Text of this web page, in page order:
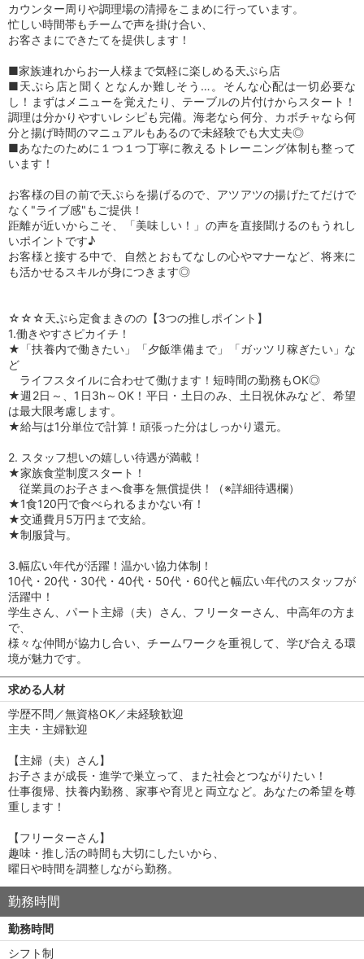
カウンター周りや調理場の清掃をこまめに行っています。
忙しい時間帯もチームで声を掛け合い、
お客さまにできたてを提供します！
■家族連れからお一人様まで気軽に楽しめる天ぷら店
■天ぷら店と聞くとなんか難しそう…。そんな心配は一切必要な
し！まずはメニューを覚えたり、テーブルの片付けからスタート！
調理は分かりやすいレシピも完備。海老なら何分、カボチャなら何
分と揚げ時間のマニュアルもあるので未経験でも大丈夫◎
■あなたのために１つ１つ丁寧に教えるトレーニング体制も整って
います！
お客様の目の前で天ぷらを揚げるので、アツアツの揚げたてだけで
なく"ライブ感"もご提供！
距離が近いからこそ、「美味しい！」の声を直接聞けるのもうれし
いポイントです♪
お客様と接する中で、自然とおもてなしの心やマナーなど、将来に
も活かせるスキルが身につきます◎
☆☆☆天ぷら定食まきのの【3つの推しポイント】
1.働きやすさピカイチ！
★「扶養内で働きたい」「夕飯準備まで」「ガッツリ稼ぎたい」な
ど
ライフスタイルに合わせて働けます！短時間の勤務もOK◎
★週2日～、1日3h～OK！平日・土日のみ、土日祝休みなど、希望
は最大限考慮します。
★給与は1分単位で計算！頑張った分はしっかり還元。
2. スタッフ想いの嬉しい待遇が満載！
★家族食堂制度スタート！
従業員のお子さまへ食事を無償提供！（※詳細待遇欄）
★1食120円で食べられるまかない有！
★交通費月5万円まで支給。
★制服貸与。
3.幅広い年代が活躍！温かい協力体制！
10代・20代・30代・40代・50代・60代と幅広い年代のスタッフが
活躍中！
学生さん、パート主婦（夫）さん、フリーターさん、中高年の方ま
で、
様々な仲間が協力し合い、チームワークを重視して、学び合える環
境が魅力です。
求める人材
学歴不問／無資格OK／未経験歓迎
主夫・主婦歓迎
【主婦（夫）さん】
お子さまが成長・進学で巣立って、また社会とつながりたい！
仕事復帰、扶養内勤務、家事や育児と両立など。あなたの希望を尊
重します！
【フリーターさん】
趣味・推し活の時間も大切にしたいから、
曜日や時間を調整しながら勤務。
勤務時間
勤務時間
シフト制